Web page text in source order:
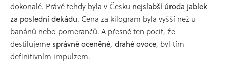
dokonalé. Právě tehdy byla v Česku nejslabší úroda jablek
za poslední dekádu. Cena za kilogram byla vyšší než u
banánů nebo pomerančů. A přesně ten pocit, že
destilujeme správně oceněné, drahé ovoce, byl tím
definitivním impulzem.